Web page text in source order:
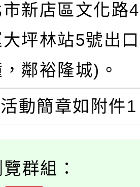
市新店區文化路
大坪林站5號出
鄰裕隆城)。
活動簡章如附件
群組：